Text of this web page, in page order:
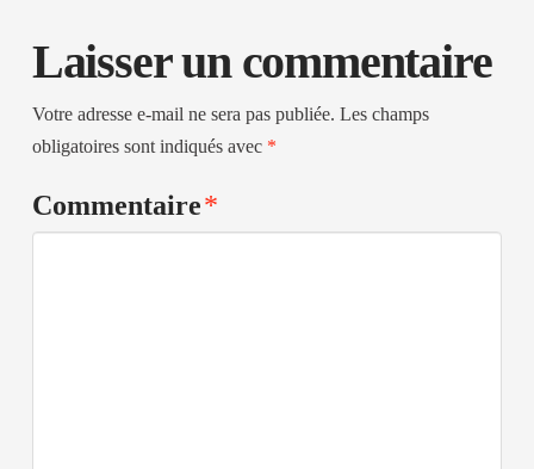
Laisser un commentaire
Votre adresse e-mail ne sera pas publiée. Les champs
obligatoires sont indiqués avec *
Commentaire*